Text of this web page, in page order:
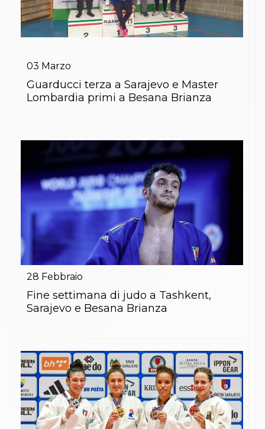
03 Marzo
Guarducci terza a Sarajevo e Master
Lombardia primi a Besana Brianza
28 Febbraio
Fine settimana di judo a Tashkent,
Sarajevo e Besana Brianza